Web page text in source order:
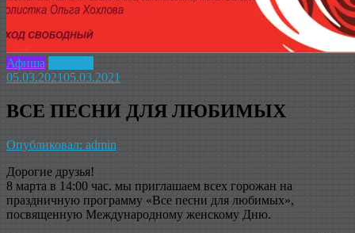
Афиша
05.03.202105.03.2021
ВСЕ ПЕСНИ ДЛЯ ЛЮБИМЫХ
Опубликовал: admin
Дорогие друзья!
8 марта в 14:00 час. мы приглашаем всех горожан на
праздничную программу «Все песни для любимых»,
посвященную Международному женскому Дню.